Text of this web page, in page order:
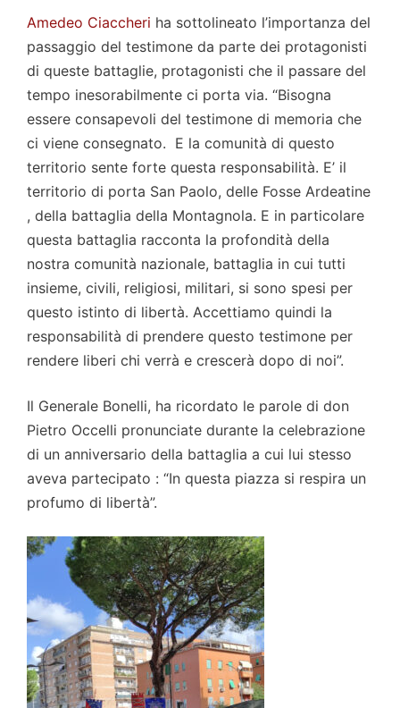
Amedeo Ciaccheri ha sottolineato l’importanza del
passaggio del testimone da parte dei protagonisti
di queste battaglie, protagonisti che il passare del
tempo inesorabilmente ci porta via. “Bisogna
essere consapevoli del testimone di memoria che
ci viene consegnato. E la comunità di questo
territorio sente forte questa responsabilità. E’ il
territorio di porta San Paolo, delle Fosse Ardeatine
, della battaglia della Montagnola. E in particolare
questa battaglia racconta la profondità della
nostra comunità nazionale, battaglia in cui tutti
insieme, civili, religiosi, militari, si sono spesi per
questo istinto di libertà. Accettiamo quindi la
responsabilità di prendere questo testimone per
rendere liberi chi verrà e crescerà dopo di noi”.
Il Generale Bonelli, ha ricordato le parole di don
Pietro Occelli pronunciate durante la celebrazione
di un anniversario della battaglia a cui lui stesso
aveva partecipato : “In questa piazza si respira un
profumo di libertà”.